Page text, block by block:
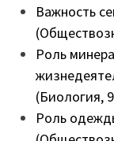
Важность
Роль
(Биология,
Роль